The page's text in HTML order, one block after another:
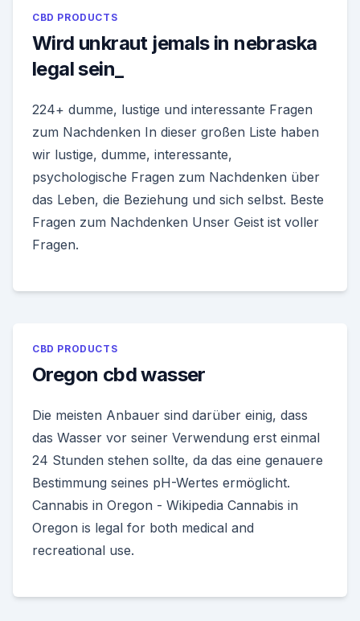
CBD PRODUCTS
Wird unkraut jemals in nebraska
legal sein_
224+ dumme, lustige und interessante Fragen
zum Nachdenken In dieser großen Liste haben
wir lustige, dumme, interessante,
psychologische Fragen zum Nachdenken über
das Leben, die Beziehung und sich selbst. Beste
Fragen zum Nachdenken Unser Geist ist voller
Fragen.
CBD PRODUCTS
Oregon cbd wasser
Die meisten Anbauer sind darüber einig, dass
das Wasser vor seiner Verwendung erst einmal
24 Stunden stehen sollte, da das eine genauere
Bestimmung seines pH-Wertes ermöglicht.
Cannabis in Oregon - Wikipedia Cannabis in
Oregon is legal for both medical and
recreational use.